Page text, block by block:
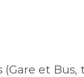
et Bus,